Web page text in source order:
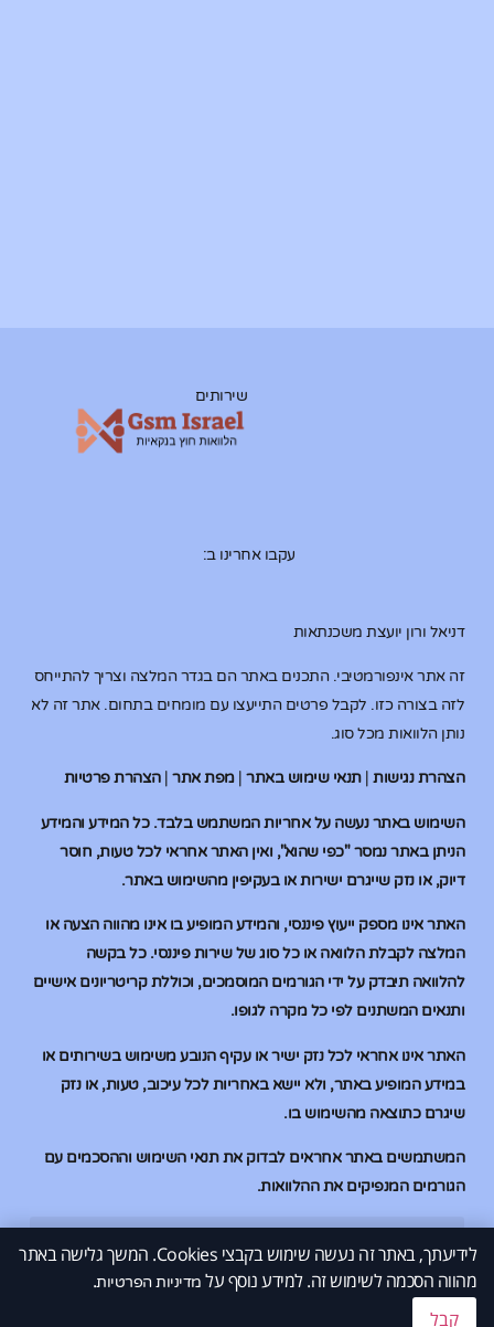
דניאל ורון יועצת משכנתאות
זה אתר אינפורמטיבי. התכנים באתר הם בגדר המלצה וצריך להתייחס
לזה בצורה כזו. לקבל פרטים התייעצו עם מומחים בתחום. אתר זה לא
נותן הלוואות מכל סוג.
הצהרת נגישות|תנאי שימוש באתר|מפת אתר|הצהרת פרטיות
השימוש באתר נעשה על אחריות המשתמש בלבד. כל המידע והמידע
הניתן באתר נמסר "כפי שהוא", ואין האתר אחראי לכל טעות, חוסר
דיוק, או נזק שייגרם ישירות או בעקיפין מהשימוש באתר.
האתר אינו מספק ייעוץ פיננסי, והמידע המופיע בו אינו מהווה הצעה או
המלצה לקבלת הלוואה או כל סוג של שירות פיננסי. כל בקשה
להלוואה תיבדק על ידי הגורמים המוסמכים, וכוללת קריטריונים אישיים
ותנאים המשתנים לפי כל מקרה לגופו.
האתר אינו אחראי לכל נזק ישיר או עקיף הנובע משימוש בשירותים או
במידע המופיע באתר, ולא יישא באחריות לכל עיכוב, טעות, או נזק
שיגרם כתוצאה מהשימוש בו.
המשתמשים באתר אחראים לבדוק את תנאי השימוש וההסכמים עם
הגורמים המנפיקים את ההלוואות.
© 2026 All Rights Reserved.
שירותים
עקבו אחרינו ב:
לידיעתך, באתר זה נעשה שימוש בקבצי Cookies. המשך גלישה באתר
מהווה הסכמה לשימוש זה. למידע נוסף על מדיניות הפרטיות.
קבל